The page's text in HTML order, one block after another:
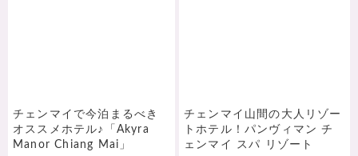
チェンマイで今泊まるべき
オススメホテル♪「Akyra
Manor Chiang Mai」
チェンマイ山間の大人リゾー
トホテル！パンヴィマン チ
ェンマイ スパ リゾート